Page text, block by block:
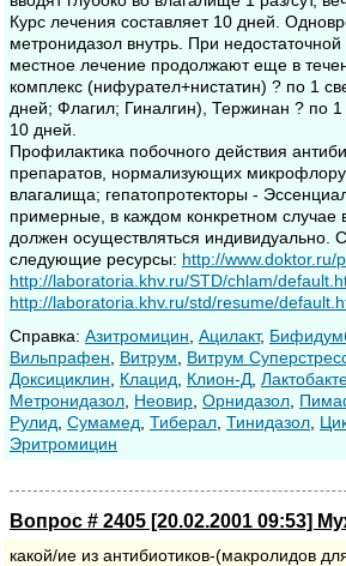
Курс лечения составляет 10 дней.
метронидазол внутрь. При
местное лечение продолжают еще в
комплекс (нифурател+нистатин) ? по 1
дней; Флагил; Гиналгин), Тержинан ? по 1
10 дней.
Профилактика побочного действия
препаратов, нормализующих
влагалища; гепатопротекторы -
примерные, в каждом конкретном случае
должен осуществляться индивидуально.
следующие ресурсы: http://www.doktor.ru/
http://laboratoria.khv.ru/STD/chlam/
http://laboratoria.khv.ru/std/resume/
Cправка: Азитромицин Ацилакт,
Вильпрафен
Витрум Витрум
Доксициклин
Клацид Клион-Д
Метронидазол Неовир Орнидазол
Рулид Сумамед Тиберал Тинидазол
Эритромицин
Вопрос # 2405 [20.02.2001 09:53]
какой/ие из антибиотиков-(макролидов